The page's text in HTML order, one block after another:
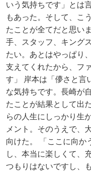
いう気持ちです」とは
もあった。そして、こ
たことが全てだと思い
手、スタッフ、キング
たい。あとはやっぱり
支えてくれたから、フ
す」 岸本は「儚さと
な気持ちです。長崎が
たことが結果として出
らの人生にしっかり生
メント。そのうえで、
向けた。 「ここに向か
し、本当に楽しくて、
つもりはないですし、